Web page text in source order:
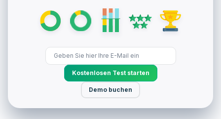
Kostenlosen Test starten
Demo buchen